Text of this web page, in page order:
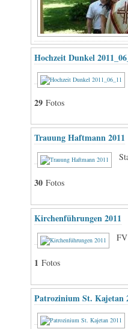
Hochzeit Dunkel
29 Fotos
Trauung Haftmann 2011
30 Fotos
Kirchenführungen 2011
1 Fotos
Patrozinium St. Kajetan